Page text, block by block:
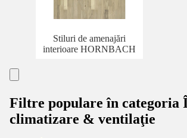
Stiluri de amenajări
interioare HORNBACH
Filtre populare în categoria
climatizare & ventilaţie